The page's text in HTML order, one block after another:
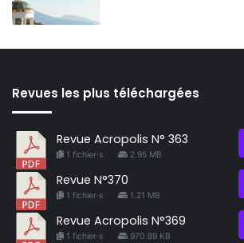
Revues les plus téléchargées
Revue Acropolis N° 363
1 fichier·s 2.95 MB
Revue N°370
1 fichier·s 1.21 MB
Revue Acropolis N°369
1 fichier·s 970.89 KB